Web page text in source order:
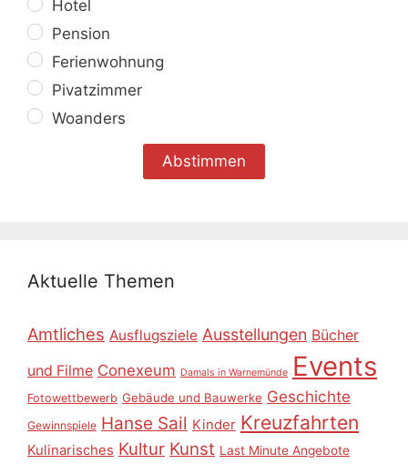
Hotel
Pension
Ferienwohnung
Pivatzimmer
Woanders
Aktuelle Themen
Amtliches Ausflugsziele Ausstellungen Bücher
und Filme Conexeum Damals in Warnemünde Events
Fotowettbewerb Gebäude und Bauwerke Geschichte
Gewinnspiele Hanse Sail Kinder Kreuzfahrten
Kulinarisches Kultur Kunst Last Minute Angebote